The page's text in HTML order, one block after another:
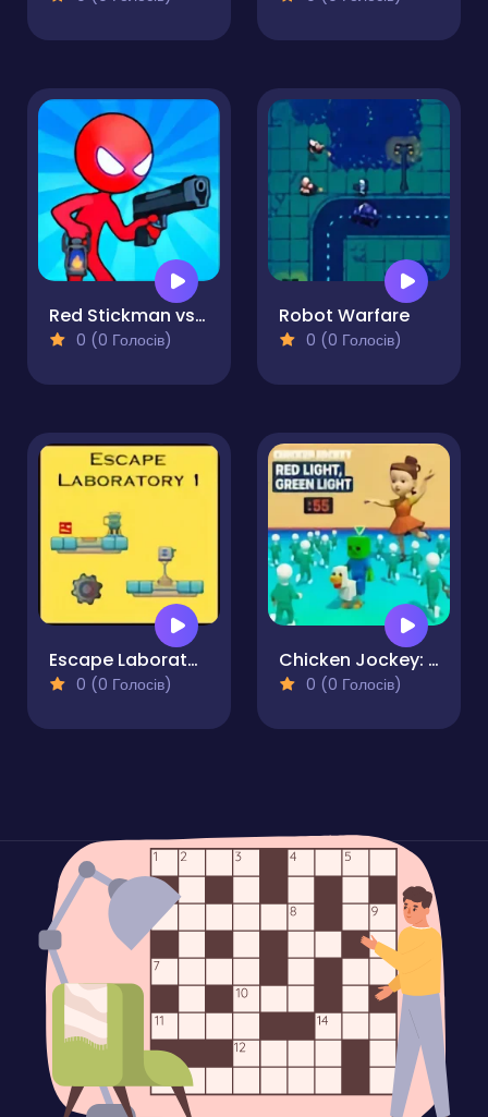
Red Stickman vs Monster School 2
0 (0 Голосів)
Robot Warfare
0 (0 Голосів)
Escape Laboratory 1
0 (0 Голосів)
Chicken Jockey: Red Light Green Light
0 (0 Голосів)